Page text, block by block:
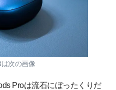
は次の画像
Proは流石にぼったくりだ